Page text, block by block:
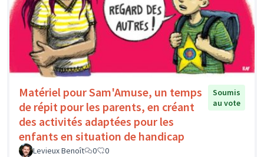
Matériel pour Sam'Amuse, un temps
de répit pour les parents, en créant
des activités adaptées pour les
enfants en situation de handicap
Soumis
au vote
Levieux Benoît 0 0